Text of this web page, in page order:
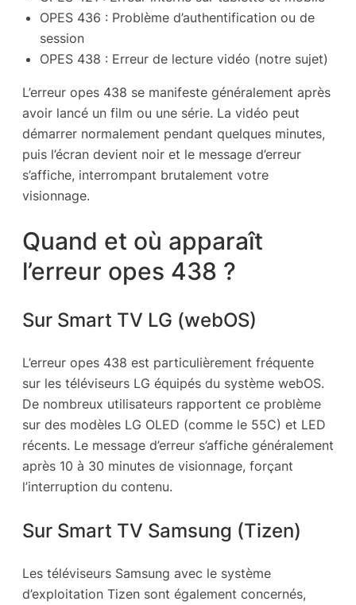
OPES 436 : Problème d’authentification ou de
session
OPES 438 : Erreur de lecture vidéo (notre sujet)
L’erreur opes 438 se manifeste généralement après
avoir lancé un film ou une série. La vidéo peut
démarrer normalement pendant quelques minutes,
puis l’écran devient noir et le message d’erreur
s’affiche, interrompant brutalement votre
visionnage.
Quand et où apparaît
l’erreur opes 438 ?
Sur Smart TV LG (webOS)
L’erreur opes 438 est particulièrement fréquente
sur les téléviseurs LG équipés du système webOS.
De nombreux utilisateurs rapportent ce problème
sur des modèles LG OLED (comme le 55C) et LED
récents. Le message d’erreur s’affiche généralement
après 10 à 30 minutes de visionnage, forçant
l’interruption du contenu.
Sur Smart TV Samsung (Tizen)
Les téléviseurs Samsung avec le système
d’exploitation Tizen sont également concernés,